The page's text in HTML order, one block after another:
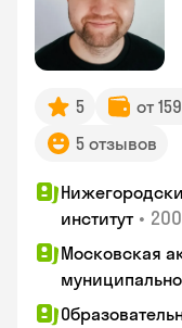
5 от
5 отзывов
институт •
Московская